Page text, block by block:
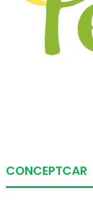
CONCEPTCAR